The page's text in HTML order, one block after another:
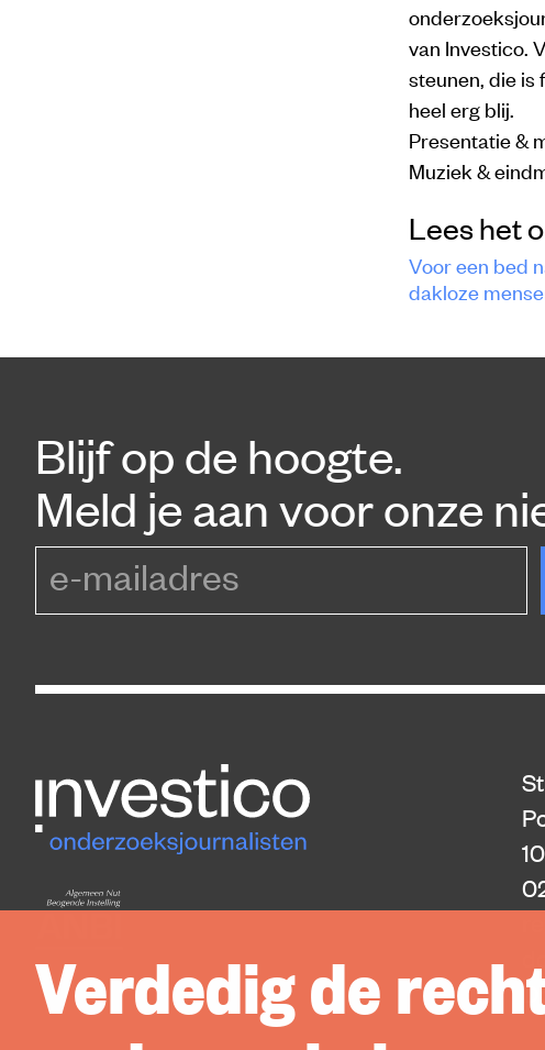
van Investico.
steunen, die is
heel erg blij.
Presentatie &
Muziek &
Lees het
Voor een bed
dakloze
Blijf op de hoogte.
Meld je aan voor onze
Verdedig de